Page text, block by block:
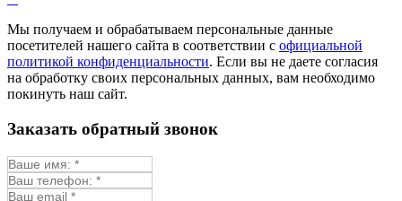
Мы получаем и обрабатываем персональные данные
посетителей нашего сайта в соответствии с официальной
политикой конфиденциальности. Если вы не даете согласия
на обработку своих персональных данных, вам необходимо
покинуть наш сайт.
Заказать обратный звонок